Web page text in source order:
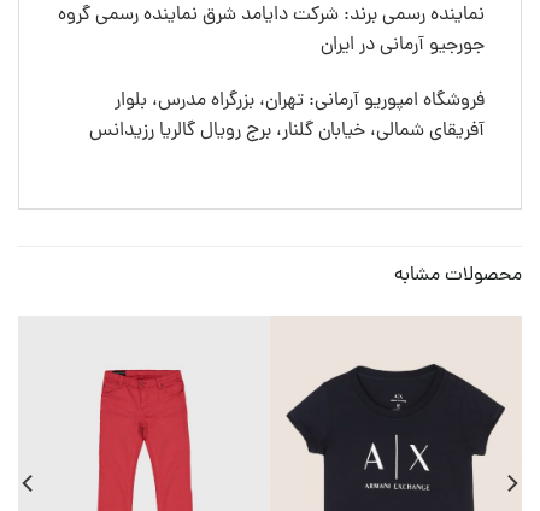
نماینده رسمی برند: شرکت دایامد شرق نماینده رسمی گروه
جورجیو آرمانی در ایران
فروشگاه امپوریو آرمانی: تهران، بزرگراه مدرس، بلوار
آفریقای شمالی، خیابان گلنار، برج رویال گالریا رزیدانس
محصولات مشابه